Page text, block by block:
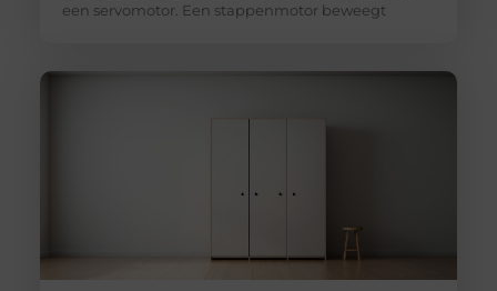
een servomotor. Een stappenmotor beweegt